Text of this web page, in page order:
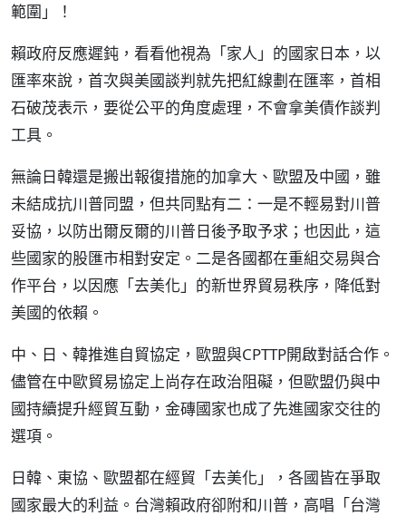
範圍」！
賴政府反應遲鈍，看看他視為「家人」的國家日本，以
匯率來說，首次與美國談判就先把紅線劃在匯率，首相
石破茂表示，要從公平的角度處理，不會拿美債作談判
工具。
無論日韓還是搬出報復措施的加拿大、歐盟及中國，雖
未結成抗川普同盟，但共同點有二：一是不輕易對川普
妥協，以防出爾反爾的川普日後予取予求；也因此，這
些國家的股匯市相對安定。二是各國都在重組交易與合
作平台，以因應「去美化」的新世界貿易秩序，降低對
美國的依賴。
中、日、韓推進自貿協定，歐盟與CPTTP開啟對話合作。
儘管在中歐貿易協定上尚存在政治阻礙，但歐盟仍與中
國持續提升經貿互動，金磚國家也成了先進國家交往的
選項。
日韓、東協、歐盟都在經貿「去美化」，各國皆在爭取
國家最大的利益。台灣賴政府卻附和川普，高唱「台灣